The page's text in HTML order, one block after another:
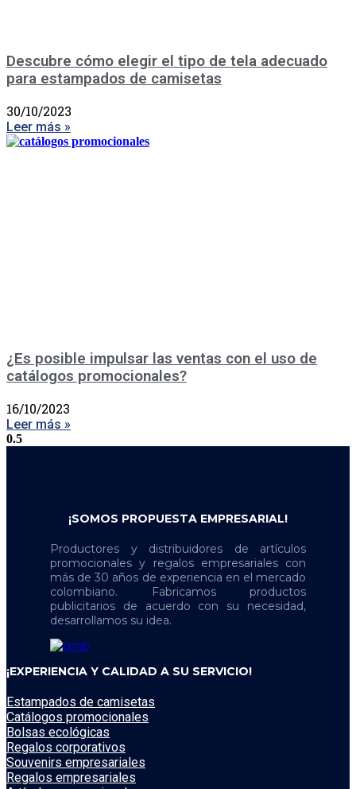
Descubre cómo elegir el tipo de tela adecuado
para estampados de camisetas
30/10/2023
Leer más »
¿Es posible impulsar las ventas con el uso de
catálogos promocionales?
16/10/2023
Leer más »
¡SOMOS PROPUESTA EMPRESARIAL!
Productores y distribuidores de artículos
promocionales y regalos empresariales con
más de 30 años de experiencia en el mercado
colombiano. Fabricamos productos
publicitarios de acuerdo con su necesidad,
desarrollamos su idea.
¡EXPERIENCIA Y CALIDAD A SU SERVICIO!
Estampados de camisetas
Catálogos promocionales
Bolsas ecológicas
Regalos corporativos
Souvenirs empresariales
Regalos empresariales